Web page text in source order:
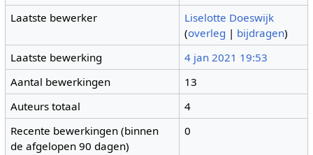
Laatste bewerker
Liselotte Doeswijk
(overleg | bijdragen)
Laatste bewerking
4 jan 2021 19:53
Aantal bewerkingen
13
Auteurs totaal
4
Recente bewerkingen (binnen
de afgelopen 90 dagen)
0